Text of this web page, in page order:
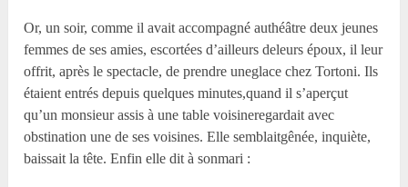
Or, un soir, comme il avait accompagné authéâtre deux jeunes
femmes de ses amies, escortées d’ailleurs deleurs époux, il leur
offrit, après le spectacle, de prendre uneglace chez Tortoni. Ils
étaient entrés depuis quelques minutes,quand il s’aperçut
qu’un monsieur assis à une table voisineregardait avec
obstination une de ses voisines. Elle semblaitgênée, inquiète,
baissait la tête. Enfin elle dit à sonmari :